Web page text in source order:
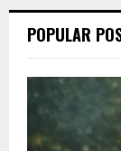
POPULAR